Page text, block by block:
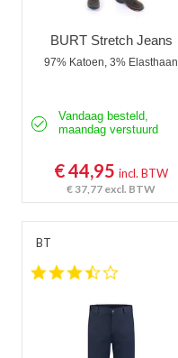
Brandvertragende broeken
Dames Werkbroeken
Zaagbroeken
Onderbroeken
Accessoires
BURT Stretch Jeans
97% Katoen, 3% Elasthaan
Vandaag besteld,
maandag verstuurd
€ 44,95incl. BTW
€ 37,77 excl. BTW
BT